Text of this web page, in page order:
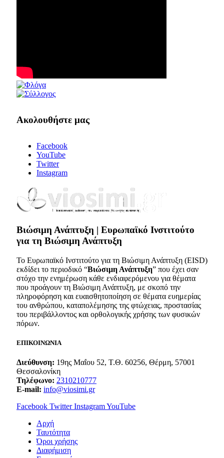
Ακολουθήστε μας
Facebook
YouTube
Twitter
Instagram
Bιώσιμη Ανάπτυξη | Ευρωπαϊκό Ινστιτούτο
για τη Βιώσιμη Ανάπτυξη
Το Ευρωπαϊκό Ινστιτούτο για τη Βιώσιμη Ανάπτυξη (EISD)
εκδίδει το περιοδικό “Βιώσιμη Ανάπτυξη” που έχει σαν
στόχο την ενημέρωση κάθε ενδιαφερόμενου για θέματα
που προάγουν τη Βιώσιμη Ανάπτυξη, με σκοπό την
πληροφόρηση και ευαισθητοποίηση σε θέματα ευημερίας
του ανθρώπου, καταπολέμησης της φτώχειας, προστασίας
του περιβάλλοντος και ορθολογικής χρήσης των φυσικών
πόρων.
ΕΠΙΚΟΙΝΩΝΙΑ
Διεύθυνση: 19ης Μαΐου 52, Τ.Θ. 60256, Θέρμη, 57001
Θεσσαλονίκη
Τηλέφωνο: 2310210777
E-mail: info@viosimi.gr
Facebook Twitter InstagramYouTube
Aρχή
Ταυτότητα
Όροι χρήσης
Διαφήμιση